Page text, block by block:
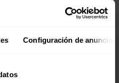
Configuración de anuncios
y Doctor en Física Nuclear,
The Good MAFO, Fernández-